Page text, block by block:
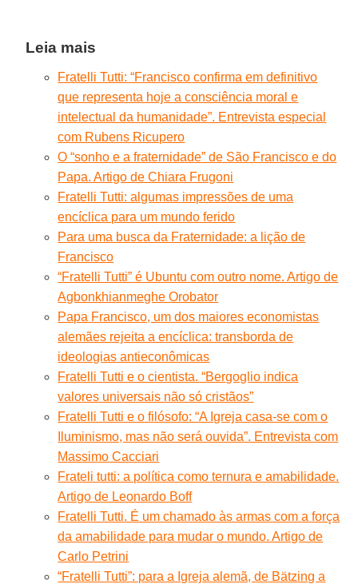
Leia mais
Fratelli Tutti: “Francisco confirma em definitivo
que representa hoje a consciência moral e
intelectual da humanidade”. Entrevista especial
com Rubens Ricupero
O “sonho e a fraternidade” de São Francisco e do
Papa. Artigo de Chiara Frugoni
Fratelli Tutti: algumas impressões de uma
encíclica para um mundo ferido
Para uma busca da Fraternidade: a lição de
Francisco
“Fratelli Tutti” é Ubuntu com outro nome. Artigo de
Agbonkhianmeghe Orobator
Papa Francisco, um dos maiores economistas
alemães rejeita a encíclica: transborda de
ideologias antieconômicas
Fratelli Tutti e o cientista. “Bergoglio indica
valores universais não só cristãos”
Fratelli Tutti e o filósofo: “A Igreja casa-se com o
Iluminismo, mas não será ouvida”. Entrevista com
Massimo Cacciari
Frateli tutti: a política como ternura e amabilidade.
Artigo de Leonardo Boff
Fratelli Tutti. É um chamado às armas com a força
da amabilidade para mudar o mundo. Artigo de
Carlo Petrini
“Fratelli Tutti”: para a Igreja alemã, de Bätzing a